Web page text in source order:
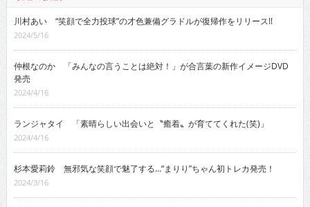
川村あい “笑顔で全力投球”の才色兼備グラドルが復帰作をリリース!!
2024/5/16
仲根なのか 「みんなの言うことは絶対！」が合言葉の新作イメージDVD
発売
2024/4/16
ランジャタイ 「素晴らしい出会いと〝癒着〟が育ててくれた(笑)」
2024/4/16
杉本愛莉鈴 無邪気な笑顔で魅了する…“まりり”ちゃん初トレカ発売！
2024/3/16